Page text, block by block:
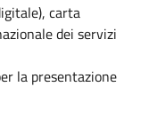
carta
dei servizi
la presentazione